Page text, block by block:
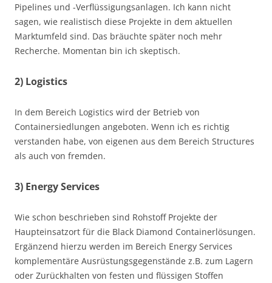
Pipelines und -Verflüssigungsanlagen. Ich kann nicht
sagen, wie realistisch diese Projekte in dem aktuellen
Marktumfeld sind. Das bräuchte später noch mehr
Recherche. Momentan bin ich skeptisch.
2) Logistics
In dem Bereich Logistics wird der Betrieb von
Containersiedlungen angeboten. Wenn ich es richtig
verstanden habe, von eigenen aus dem Bereich Structures
als auch von fremden.
3) Energy Services
Wie schon beschrieben sind Rohstoff Projekte der
Haupteinsatzort für die Black Diamond Containerlösungen.
Ergänzend hierzu werden im Bereich Energy Services
komplementäre Ausrüstungsgegenstände z.B. zum Lagern
oder Zurückhalten von festen und flüssigen Stoffen